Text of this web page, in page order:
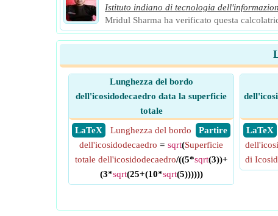
Istituto indiano di tecnologia
Mridul Sharma ha verificato questa
Lunghezza del bordo
dell'icosidodecaedro data la superficie
totale
​ LaTeX
​ Partire
Lunghezza del bordo
dell'icosidodecaedro = sqrt(Superficie
totale dell'icosidodecaedro/((5*sqrt(3))+
(3*sqrt(25+(10*sqrt(5))))))
​ LaTeX
di